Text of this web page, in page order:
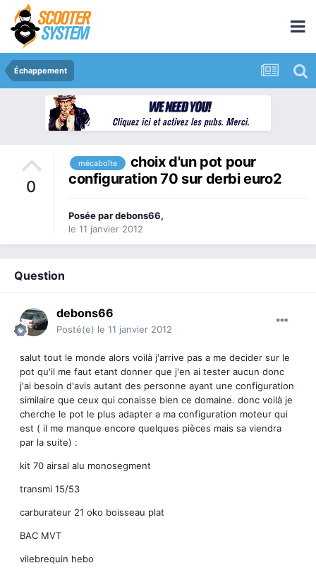
Échappement
0
mécaboîte
choix d'un pot pour
configuration 70 sur derbi euro2
Posée pardebons66,
le 11 janvier 2012
Question
debons66
Posté(e) le 11 janvier 2012
salut tout le monde alors voilà j'arrive pas a me decider sur le
pot qu'il me faut etant donner que j'en ai tester aucun donc
j'ai besoin d'avis autant des personne ayant une configuration
similaire que ceux qui conaisse bien ce domaine. donc voilà je
cherche le pot le plus adapter a ma configuration moteur qui
est ( il me manque encore quelques pièces mais sa viendra
par la suite) :
kit 70 airsal alu monosegment
transmi 15/53
carburateur 21 oko boisseau plat
BAC MVT
vilebrequin hebo